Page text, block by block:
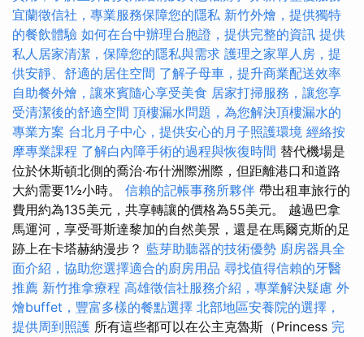
宜蘭徵信社，專業服務保障您的隱私 新竹外燴，提供獨特
的餐飲體驗 如何在台中辦理台胞證，提供完整的資訊 提供
私人居家清潔，保障您的隱私與需求 護理之家單人房，提
供安靜、舒適的居住空間 了解子母車，提升商業配送效率
自助餐外燴，讓來賓隨心享受美食 居家打掃服務，讓您享
受清潔後的舒適空間 頂樓漏水問題，為您解決頂樓漏水的
專業方案 台北月子中心，提供安心的月子照護環境 經絡按
摩專業課程 了解白內障手術的過程與恢復時間 替代機場是
位於休斯頓北側的喬治·布什洲際洲際，但距離港口和道路
大約需要1½小時。 信賴的記帳事務所夥伴 帶出租車旅行的
費用約為135美元，共享轉讓的價格為55美元。 越過巴拿
馬運河，享受哥斯達黎加的自然美景，還是在馬爾克斯的足
跡上在卡塔赫納漫步？ 藍芽助聽器的技術優勢 廚房器具全
面介紹，協助您選擇適合的廚房用品 尋找值得信賴的牙醫
推薦 新竹推拿療程 高雄徵信社服務介紹，專業解決疑慮 外
燴buffet，豐富多樣的餐點選擇 北部地區安養院的選擇，
提供周到照護 所有這些都可以在公主克魯斯（Princess 完